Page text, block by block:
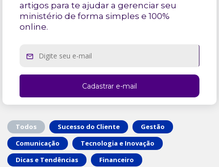
artigos para te ajudar a gerenciar seu
ministério de forma simples e 100%
online.
Todos Sucesso do Cliente
Gestão
Comunicação
Tecnologia e Inovação
Dicas e Tendências
Financeiro